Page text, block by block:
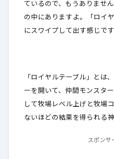
ているので、もうありませ
の中にありますよ。「ロイ
にスワイプして出す感じです
「ロイヤルテーブル」とは
ーを開いて、仲間モンスタ
して牧場レベル上げと牧場
ないほどの結果を得られる
スポンサ